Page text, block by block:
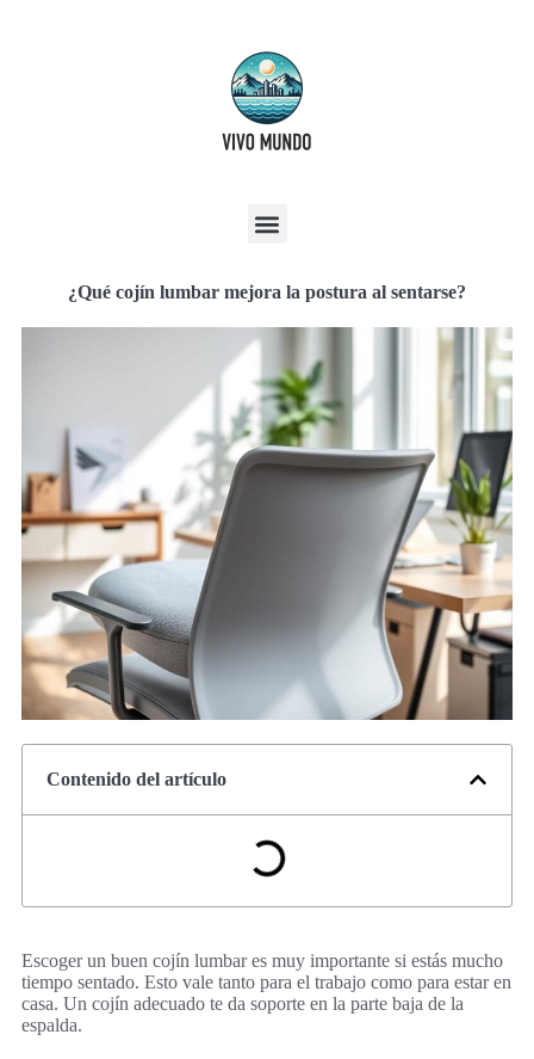
¿Qué cojín lumbar mejora la postura al sentarse?
Contenido del artículo
Escoger un buen cojín lumbar es muy importante si estás mucho
tiempo sentado. Esto vale tanto para el trabajo como para estar en
casa. Un cojín adecuado te da soporte en la parte baja de la
espalda.